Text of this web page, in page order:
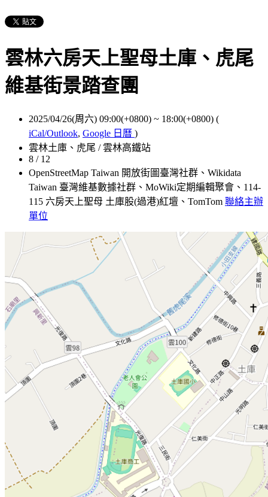
雲林六房天上聖母土庫、虎尾
維基街景踏查團
2025/04/26(周六) 09:00(+0800) ~ 18:00(+0800) (
iCal/Outlook, Google 日曆 )
雲林土庫、虎尾 / 雲林高鐵站
8 / 12
OpenStreetMap Taiwan 開放街圖臺灣社群、Wikidata
Taiwan 臺灣維基數據社群、MoWiki定期編輯聚會、114-
115 六房天上聖母 土庫股(過港)紅壇、TomTom 聯絡主辦
單位